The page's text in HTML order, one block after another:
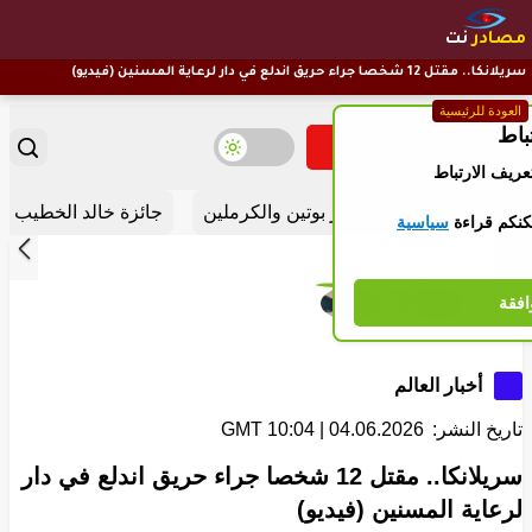
مصادرنت
العودة للرئيسية
سريلانكا.. مقتل 12 شخصا جراء حريق اندلع في دار لرعاية المسنين (فيديو)